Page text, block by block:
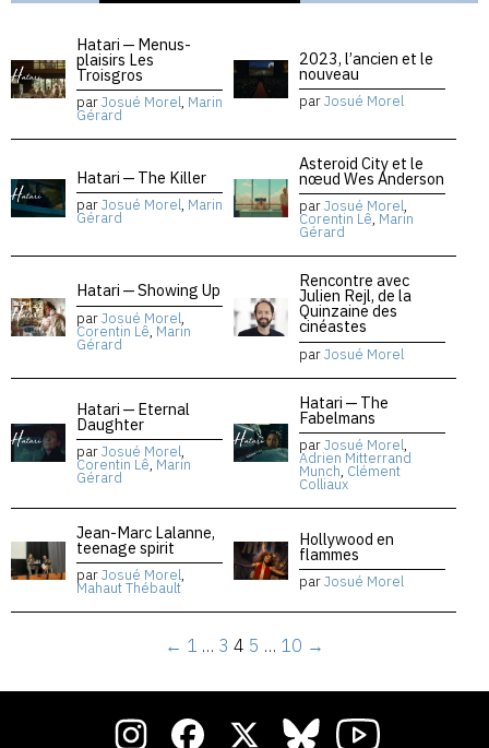
Hatari — Menus-
plaisirs Les
Troisgros
parJosué Morel, Marin
Gérard
2023, l’ancien et le
nouveau
parJosué Morel
Hatari — The Killer
parJosué Morel, Marin
Gérard
Asteroid City et le
nœud Wes Anderson
parJosué Morel,
Corentin Lê, Marin
Gérard
Hatari — Showing Up
parJosué Morel,
Corentin Lê, Marin
Gérard
Rencontre avec
Julien Rejl, de la
Quinzaine des
cinéastes
parJosué Morel
Hatari — Eternal
Daughter
parJosué Morel,
Corentin Lê, Marin
Gérard
Hatari — The
Fabelmans
parJosué Morel,
Adrien Mitterrand
Munch, Clément
Colliaux
Jean-Marc Lalanne,
teenage spirit
parJosué Morel,
Mahaut Thébault
Hollywood en
flammes
parJosué Morel
← 1 … 3 4 5 … 10 →